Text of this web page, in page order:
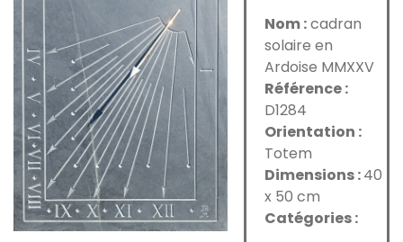
Nom :cadran
solaire en
Ardoise MMXXV
Référence :
D1284
Orientation :
Totem
Dimensions :40
x 50 cm
Catégories :